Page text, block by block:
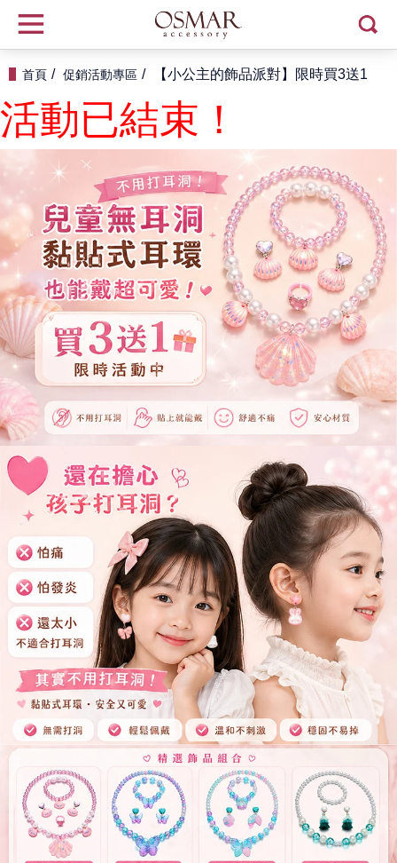
首頁 促銷活動專區 【小公主的飾品派對】限時買3送1
活動已結束！